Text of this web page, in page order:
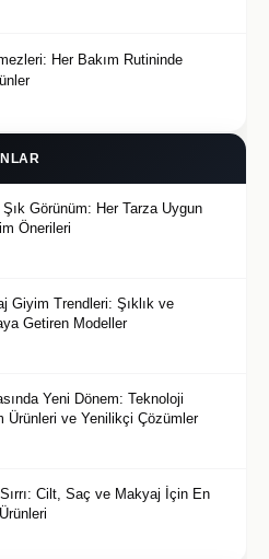
Her Bakım Rutininde
Görünüm: Her Tarza Uygun
Önerileri
Giyim Trendleri: Şıklık ve
Getiren Modeller
Yeni Dönem: Teknoloji
Ürünleri ve Yenilikçi Çözümler
Sırrı: Cilt, Saç ve Makyaj İçin En